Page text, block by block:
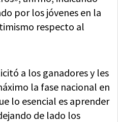
por los jóvenes en la
respecto al
a los ganadores y les
la fase nacional en
lo esencial es aprender
de lado los